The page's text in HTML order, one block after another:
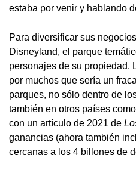
estaba por venir y hablando
Para diversificar sus
Disneyland, el parque
personajes de su propiedad.
por muchos que sería un
parques, no sólo dentro de
también en otros países
con un artículo de 2021 de
ganancias (ahora también
cercanas a los 4 billones de